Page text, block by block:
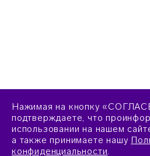
Нажимая на кнопку
подтверждаете, что
использовании на нашем
а также принимаете нашу
конфиденциальности.